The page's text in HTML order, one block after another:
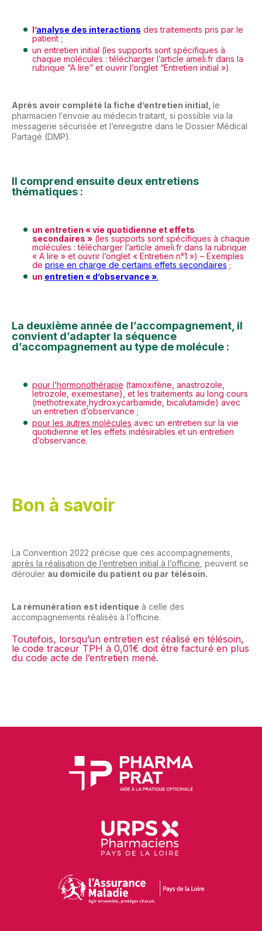
l’analyse des interactions des traitements pris par le
patient ;
un entretien initial (les supports sont spécifiques à
chaque molécules : télécharger l’article ameli.fr dans la
rubrique “A lire” et ouvrir l’onglet “Entretien initial »).
Après avoir complété la fiche d’entretien initial, le
pharmacien l’envoie au médecin traitant, si possible via la
messagerie sécurisée et l’enregistre dans le Dossier Médical
Partagé (DMP).
Il comprend ensuite deux entretiens
thématiques :
un entretien « vie quotidienne et effets
secondaires » (les supports sont spécifiques à chaque
molécules : télécharger l’article ameli.fr dans la rubrique
« A lire » et ouvrir l’onglet « Entretien n°1 ») – Exemples
de prise en charge de certains effets secondaires ;
un entretien « d’observance ».
La deuxième année de l’accompagnement, il
convient d’adapter la séquence
d’accompagnement au type de molécule :
pour l’hormonothérapie (tamoxifène, anastrozole,
letrozole, exemestane), et les traitements au long cours
(methotrexate,hydroxycarbamide, bicalutamide) avec
un entretien d’observance ;
pour les autres molécules avec un entretien sur la vie
quotidienne et les effets indésirables et un entretien
d’observance.
Bon à savoir
La Convention 2022 précise que ces accompagnements,
après la réalisation de l’entretien initial à l’officine , peuvent se
dérouler au domicile du patient ou par télésoin.
La rémunération est identique à celle des
accompagnements réalisés à l’officine.
Toutefois, lorsqu’un entretien est réalisé en télésoin,
le code traceur TPH à 0,01€ doit être facturé en plus
du code acte de l’entretien mené.